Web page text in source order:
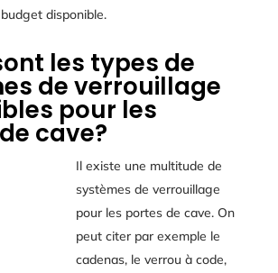
disponible.
les types de
de verrouillage
pour les
cave?
Il existe une multitude de
systèmes de verrouillage
pour les portes de cave. On
peut citer par exemple le
cadenas, le verrou à code,